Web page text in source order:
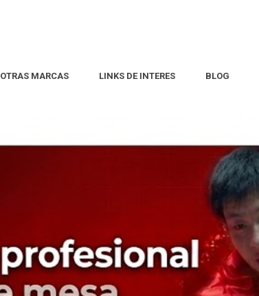
OTRAS MARCAS LINKS DE INTERES BLOG